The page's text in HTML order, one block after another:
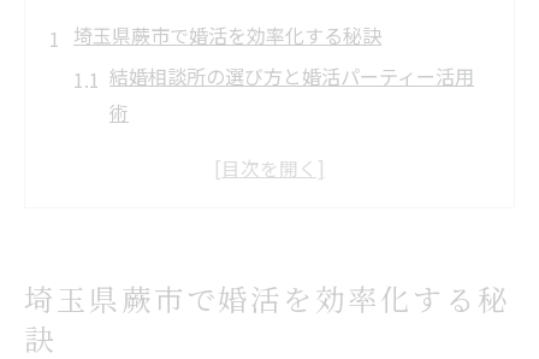
埼玉県蕨市で婚活を効率化する秘訣
結婚相談所の選び方と婚活パーティー活用
術
ibjや婚活サイトの特徴を徹底比較
理想の出会いを叶える婚活パーティー活用法
埼玉県蕨市で婚活を効率化する秘
訣